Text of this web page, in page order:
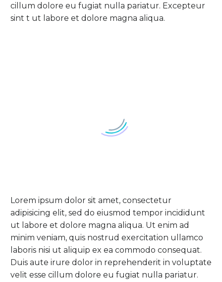
cillum dolore eu fugiat nulla pariatur. Excepteur
sint t ut labore et dolore magna aliqua.
Lorem ipsum dolor sit amet, consectetur
adipisicing elit, sed do eiusmod tempor incididunt
ut labore et dolore magna aliqua. Ut enim ad
minim veniam, quis nostrud exercitation ullamco
laboris nisi ut aliquip ex ea commodo consequat.
Duis aute irure dolor in reprehenderit in voluptate
velit esse cillum dolore eu fugiat nulla pariatur.